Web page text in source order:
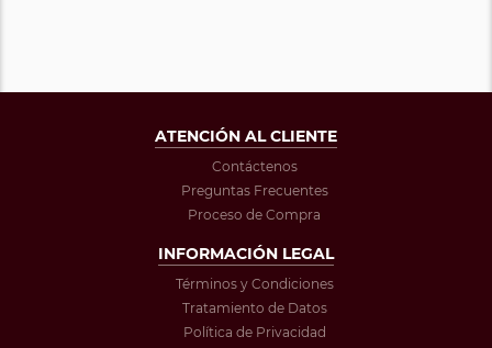
ATENCIÓN AL CLIENTE
Contáctenos
Preguntas Frecuentes
Proceso de Compra
INFORMACIÓN LEGAL
Términos y Condiciones
Tratamiento de Datos
Política de Privacidad